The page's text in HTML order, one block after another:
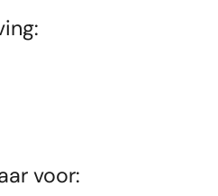
voor: